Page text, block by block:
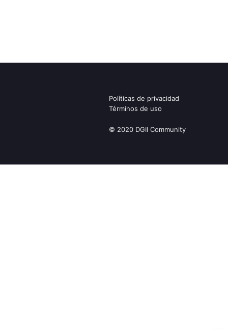
Políticas de privacidad
Términos de uso
© 2020 DGII Community